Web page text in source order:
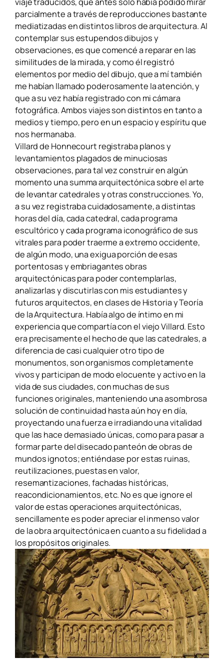
parcialmente a través de reproducciones bastante
mediatizadas en distintos libros de arquitectura. Al
contemplar sus estupendos dibujos y
observaciones, es que comencé a reparar en las
similitudes de la mirada, y como él registró
elementos por medio del dibujo, que a mí también
me habían llamado poderosamente la atención, y
que a su vez había registrado con mi cámara
fotográfica. Ambos viajes son distintos en tanto a
medios y tiempo, pero en un espacio y espíritu que
nos hermanaba.
Villard de Honnecourt registraba planos y
levantamientos plagados de minuciosas
observaciones, para tal vez construir en algún
momento una summa arquitectónica sobre el arte
de levantar catedrales y otras construcciones. Yo,
a su vez registraba cuidadosamente, a distintas
horas del día, cada catedral, cada programa
escultórico y cada programa iconográfico de sus
vitrales para poder traerme a extremo occidente,
de algún modo, una exigua porción de esas
portentosas y embriagantes obras
arquitectónicas para poder contemplarlas,
analizarlas y discutirlas con mis estudiantes y
futuros arquitectos, en clases de Historia y Teoría
de la Arquitectura. Había algo de íntimo en mi
experienciaque compartía con el viejo Villard. Esto
era precisamente el hecho de que las catedrales, a
diferencia de casi cualquier otro tipo de
monumentos, son organismos completamente
vivos y participan de modo elocuente y activo en la
vida de sus ciudades, con muchas de sus
funciones originales, manteniendo una asombrosa
solución de continuidad hasta aún hoy en día,
proyectando una fuerza e irradiando una vitalidad
que las hace demasiado únicas, como para pasar a
formar parte del disecado panteón de obras de
mundos ignotos; entiéndase por estas ruinas,
reutilizaciones, puestas en valor,
resemantizaciones, fachadas históricas,
reacondicionamientos, etc. No es que ignore el
valor de estas operaciones arquitectónicas,
sencillamente es poder apreciar el inmenso valor
de la obra arquitectónica en cuanto a su fidelidad a
los propósitos originales.